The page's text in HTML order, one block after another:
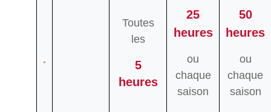
Toutes
les
5
heures
25
heures
ou
chaque
saison
50
heures
ou
chaque
saison